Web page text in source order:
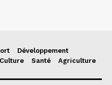
Développement
Culture Santé Agriculture